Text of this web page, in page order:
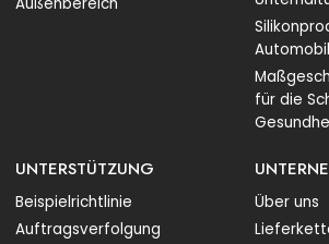
für die
UNTERSTÜTZUNG
Beispielrichtlinie
Auftragsverfolgung
Über uns